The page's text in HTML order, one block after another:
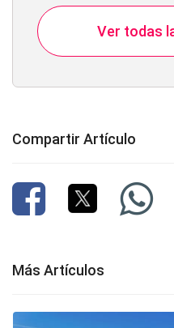
Ver todas
Compartir Artículo
Más Artículos